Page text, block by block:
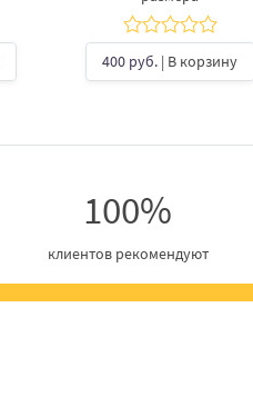
400 руб. | В корзину
100%
клиентов рекомендуют